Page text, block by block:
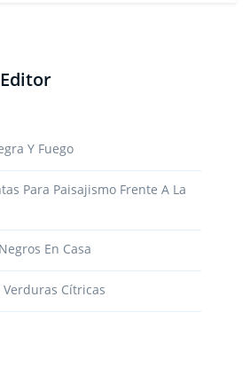
Y Fuego
Para Paisajismo Frente A La
En Casa
Verduras Cítricas